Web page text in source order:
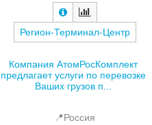
Регион-Терминал-Центр
Компания АтомРосКомплект
предлагает услуги по перевозке
Ваших грузов п...
📍Россия